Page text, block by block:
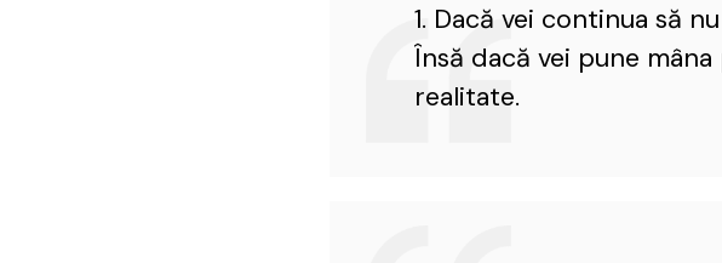
1. Dacă vei continua să
Însă dacă vei pune
realitate.